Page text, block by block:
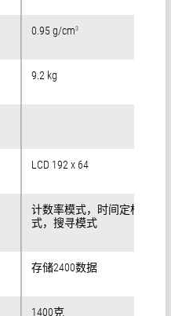
0.95 g/cm3
9.2 kg
LCD 192 x 64
计数率模式，时间定标器模
式，搜寻模式
存储2400数据
1400克